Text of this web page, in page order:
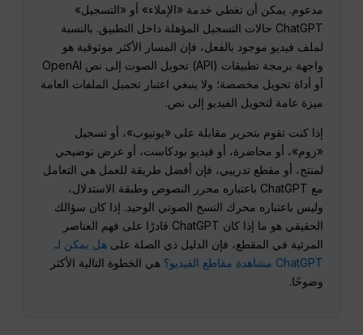
مدعوم. يمكن أن تغطي خدمة «الإملاء» أو «التسجيل»
ChatGPT حالات التسجيل المؤهلة داخل التطبيق. بالنسبة
لملف فيديو موجود بالفعل، فإن المسار الأكثر موثوقية هو
واجهة برمجة تطبيقات (API) تحويل الصوت إلى نص OpenAI
أو أداة تحويل مخصصة؛ ولا ينبغي اعتبار تحميل الملفات العامة
ميزة عامة لتحويل الفيديو إلى نص.
إذا كنت تقوم بتحرير مقابلة على «يوتيوب»، أو تسجيل
«زوم»، أو محاضرة، أو فيديو بودكاست، أو عرض توضيحي
لمنتج، أو مقطع تدريبي، فإن أفضل طريقة للعمل هي التعامل
مع ChatGPT باعتباره محرر النصوص وطبقة الاستدلال،
وليس باعتباره محرك النسخ الصوتي الوحيد. إذا كان سؤالك
الحقيقي هو ما إذا كان ChatGPT قادرًا على فهم العناصر
المرئية في المقطع، فإن الدليل ذي الصلة علىهل يمكن لـ
ChatGPT مشاهدة مقاطع الفيديو؟
هي الخطوة التالية الأكثر
وضوحًا.